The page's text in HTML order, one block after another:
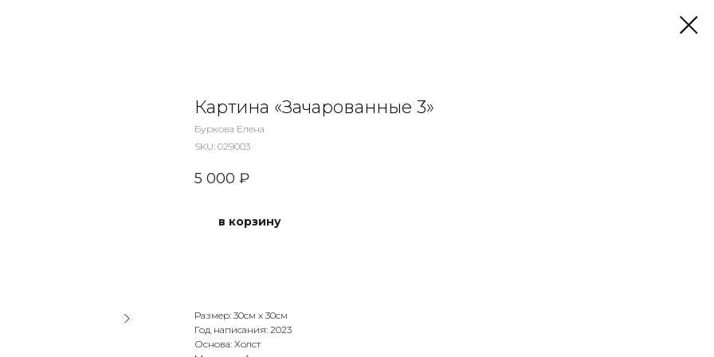
Картина «Зачарованные 3»
Буркова Елена
SKU: 029003
5 000 ₽
в корзину
Размер: 30см х 30см
Год написания: 2023
Основа: Холст